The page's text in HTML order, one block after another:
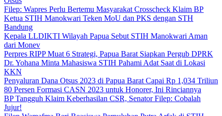
Filep: Wapres Perlu Bertemu Masyarakat Crosscheck Klaim BP
Ketua STIH Manokwari Teken MoU dan PKS dengan STH
Bandung
Kepala LLDIKTI Wilayah Papua Sebut STIH Manokwari Aman
dari Monev
Perpres RIPP Muat 6 Strategi, Papua Barat Siapkan Pergub DPRK
Dr. Yohana Minta Mahasiswa STIH Pahami Adat Saat di Lokasi
KKN
Penyaluran Dana Otsus 2023 di Papua Barat Capai Rp 1,034 Triliun
80 Persen Formasi CASN 2023 untuk Honorer, Ini Rinciannya
BP Tangguh Klaim Keberhasilan CSR, Senator Filep: Cobalah
Jujur!